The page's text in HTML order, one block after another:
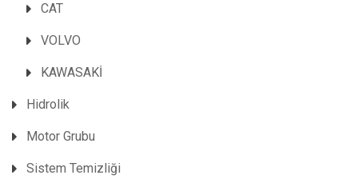
CAT
VOLVO
KAWASAKİ
Hidrolik
Motor Grubu
Sistem Temizliği